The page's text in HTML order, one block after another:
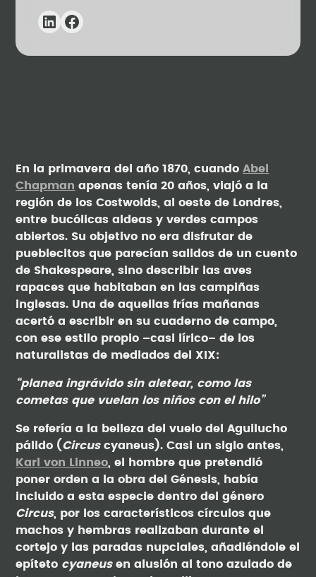
En la primavera del año 1870, cuandoAbel
Chapman apenas tenía 20 años, viajó a la
región de los Costwolds, al oeste de Londres,
entre bucólicas aldeas y verdes campos
abiertos. Su objetivo no era disfrutar de
pueblecitos que parecían salidos de un cuento
de Shakespeare, sino describir las aves
rapaces que habitaban en las campiñas
inglesas. Una de aquellas frías mañanas
acertó a escribir en su cuaderno de campo,
con ese estilo propio –casi lírico– de los
naturalistas de mediados del XIX:
“planea ingrávido sin aletear, como las
cometas que vuelan los niños con el hilo”
Se refería a la belleza del vuelo del Aguilucho
pálido ( Circuscyaneus). Casi un siglo antes,
Karl von Linneo , el hombre que pretendió
poner orden a la obra del Génesis, había
incluido a esta especie dentro del género
Circus, por los característicos círculos que
machos y hembras realizaban durante el
cortejo y las paradas nupciales, añadiéndole el
epíteto cyaneusen alusión al tono azulado de